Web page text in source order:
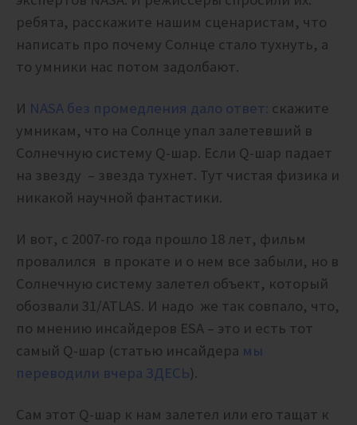
ребята, расскажите нашим сценаристам, что
написать про почему Солнце стало тухнуть, а
то умники нас потом задолбают.
И NASA без промедления дало ответ: скажите
умникам, что на Солнце упал залетевший в
Солнечную систему Q-шар. Если Q-шар падает
на звезду – звезда тухнет. Тут чистая физика и
никакой научной фантастики.
И вот, с 2007-го года прошло 18 лет, фильм
провалился в прокате и о нем все забыли, но в
Солнечную систему залетел объект, который
обозвали 31/ATLAS. И надо же так совпало, что,
по мнению инсайдеров ESA – это и есть тот
самый Q-шар (статью инсайдера мы
переводили вчера ЗДЕСЬ).
Сам этот Q-шар к нам залетел или его тащат к